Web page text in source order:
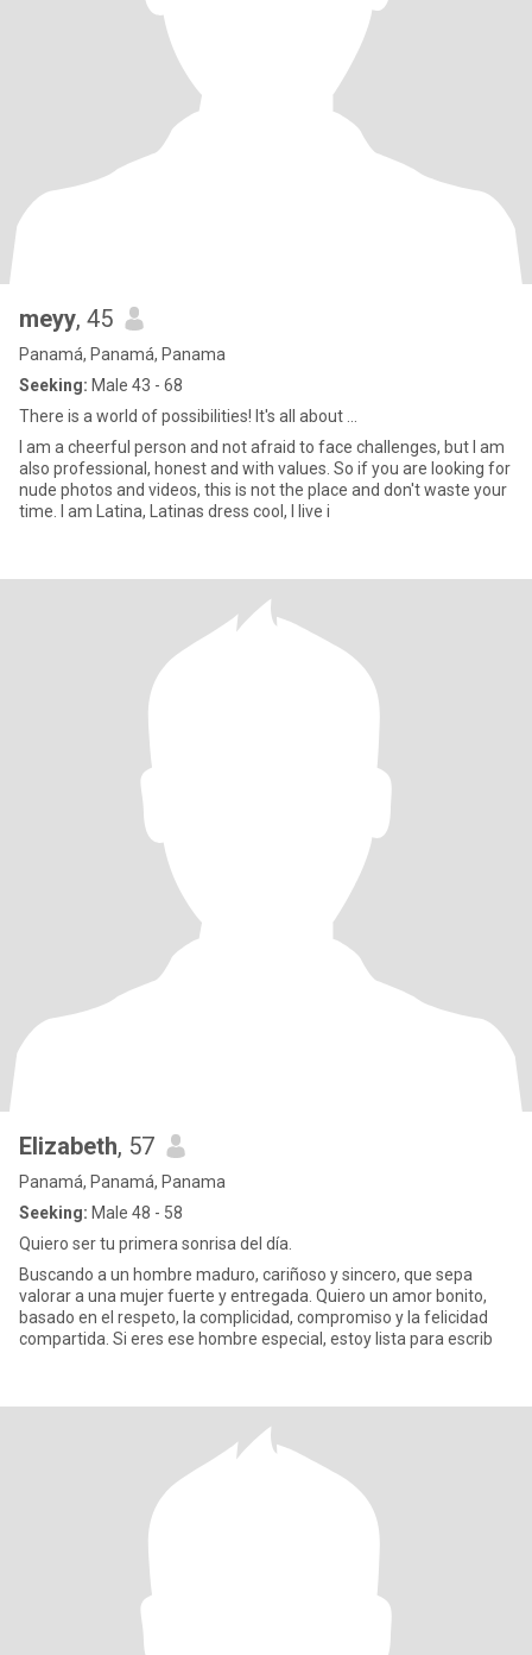
meyy, 45
Panamá, Panamá, Panama
Seeking: Male 43 - 68
There is a world of possibilities! It's all about ...
I am a cheerful person and not afraid to face challenges, but I am
also professional, honest and with values. So if you are looking for
nude photos and videos, this is not the place and don't waste your
time. I am Latina, Latinas dress cool, I live i
Elizabeth, 57
Panamá, Panamá, Panama
Seeking: Male 48 - 58
Quiero ser tu primera sonrisa del día.
Buscando a un hombre maduro, cariñoso y sincero, que sepa
valorar a una mujer fuerte y entregada. Quiero un amor bonito,
basado en el respeto, la complicidad, compromiso y la felicidad
compartida. Si eres ese hombre especial, estoy lista para escrib